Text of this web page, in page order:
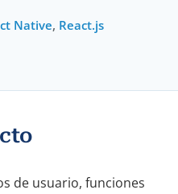
Native, React.js
de usuario, funciones